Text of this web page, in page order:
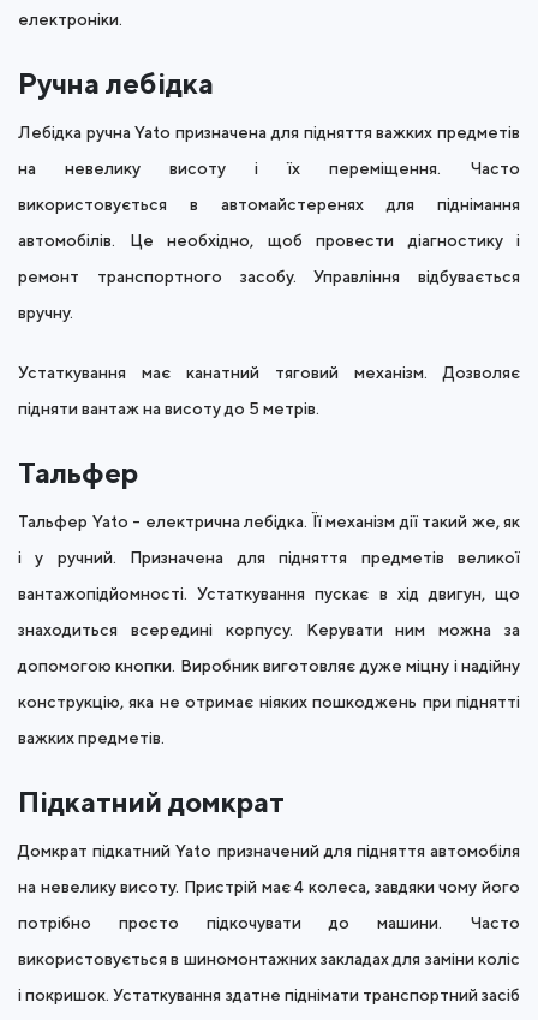
електроніки.
Ручна лебідка
Лебідка ручна Yato призначена для підняття важких предметів
на невелику висоту і їх переміщення. Часто
використовується в автомайстеренях для піднімання
автомобілів. Це необхідно, щоб провести діагностику і
ремонт транспортного засобу. Управління відбувається
вручну.
Устаткування має канатний тяговий механізм. Дозволяє
підняти вантаж на висоту до 5 метрів.
Тальфер
Тальфер Yato - електрична лебідка. Її механізм дії такий же, як
і у ручний. Призначена для підняття предметів великої
вантажопідйомності. Устаткування пускає в хід двигун, що
знаходиться всередині корпусу. Керувати ним можна за
допомогою кнопки. Виробник виготовляє дуже міцну і надійну
конструкцію, яка не отримає ніяких пошкоджень при піднятті
важких предметів.
Підкатний домкрат
Домкрат підкатний Yato призначений для підняття автомобіля
на невелику висоту. Пристрій має 4 колеса, завдяки чому його
потрібно просто підкочувати до машини. Часто
використовується в шиномонтажних закладах для заміни коліс
і покришок. Устаткування здатне піднімати транспортний засіб